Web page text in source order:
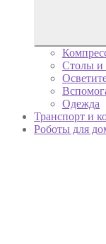
Столы и
Одежда
Транспорт и
Роботы для